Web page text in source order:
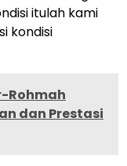
itulah kami
kondisi
Rohmah
dan Prestasi